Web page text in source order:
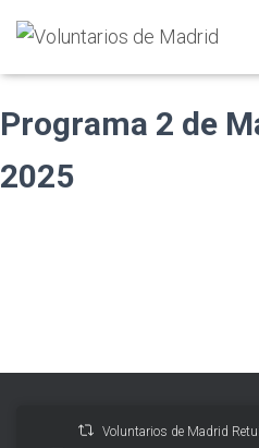
Programa 2 de
2025
Voluntarios de Madrid